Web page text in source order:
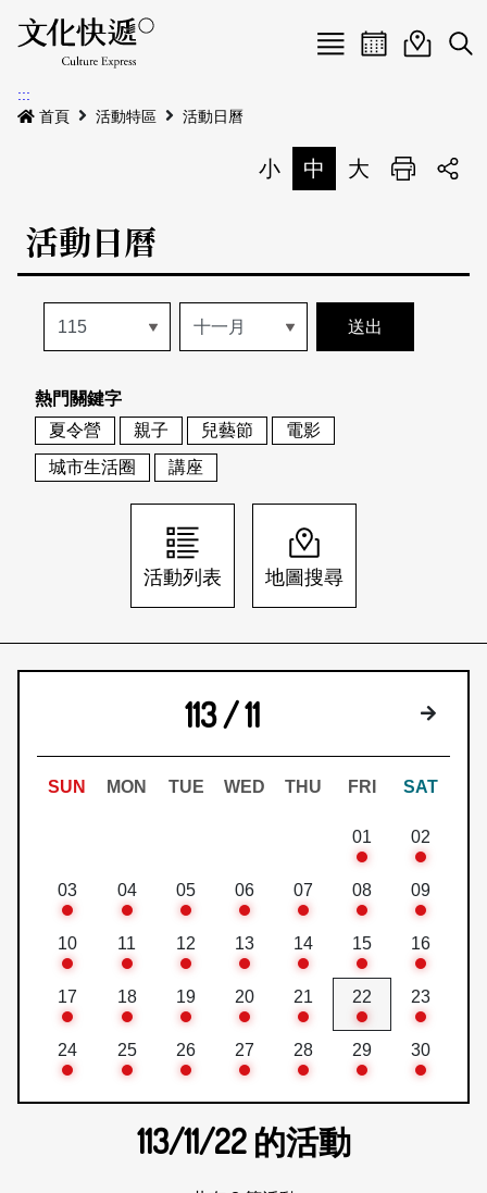
Menu
最新公告
本期專題
歷史專題
活動特區
活動列表
地圖搜尋
關於我們
關於我們
刊物索取地點
會員基本資料
刊登活動
網站導覽 English
日本語 登入/註冊
活動日曆活動地圖
展
:::
首頁
活動特區 活動日曆
小 中 大 列印
活動日曆
熱門關鍵字
夏令營
親子 兒藝節
電影
城市生活圈
講座
活動列表 地圖搜尋
113 / 11 下個月
SUN MON TUE WED THU FRI SAT
01 02
03 04 05 06 07 08 09
10 11 12 13 14 15 16
17 18 19 20 21 22 23
24 25 26 27 28 29 30
113/11/22 的活動